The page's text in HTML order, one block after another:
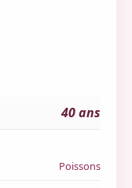
40 ans
Poissons